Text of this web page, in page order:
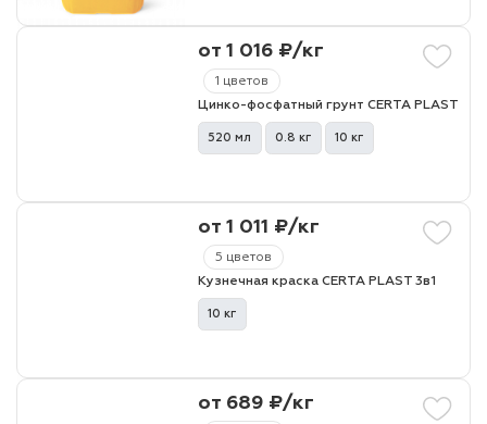
1 цветов
от 1 016 ₽/кг
Цинко-фосфатный грунт CERTA PLAST
520 мл 0.8 кг 10 кг
5 цветов
от 1 011 ₽/кг
Кузнечная краска CERTA PLAST 3в1
10 кг
от 689 ₽/кг